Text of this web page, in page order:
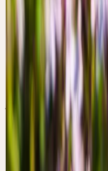
Le thym fait partie
substance l'élément
déploie une brûlure
violente, mais
jusqu'aux poumons
disposées de
chaud, l'arôme se